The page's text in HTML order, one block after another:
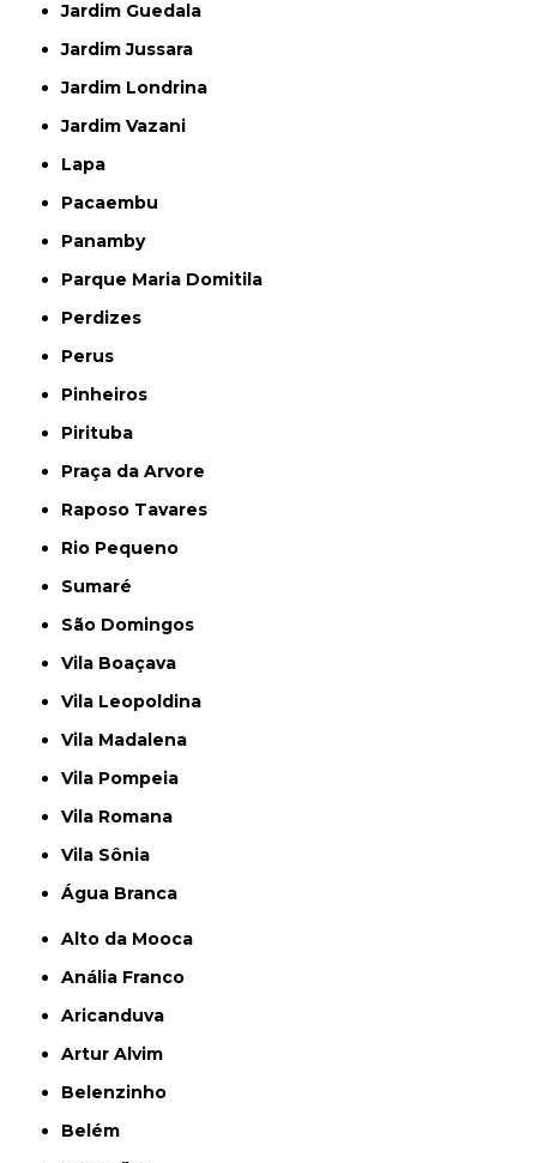
Jardim Guedala
Jardim Jussara
Jardim Londrina
Jardim Vazani
Lapa
Pacaembu
Panamby
Parque Maria Domitila
Perdizes
Perus
Pinheiros
Pirituba
Praça da Arvore
Raposo Tavares
Rio Pequeno
Sumaré
São Domingos
Vila Boaçava
Vila Leopoldina
Vila Madalena
Vila Pompeia
Vila Romana
Vila Sônia
Água Branca
Alto da Mooca
Anália Franco
Aricanduva
Artur Alvim
Belenzinho
Belém